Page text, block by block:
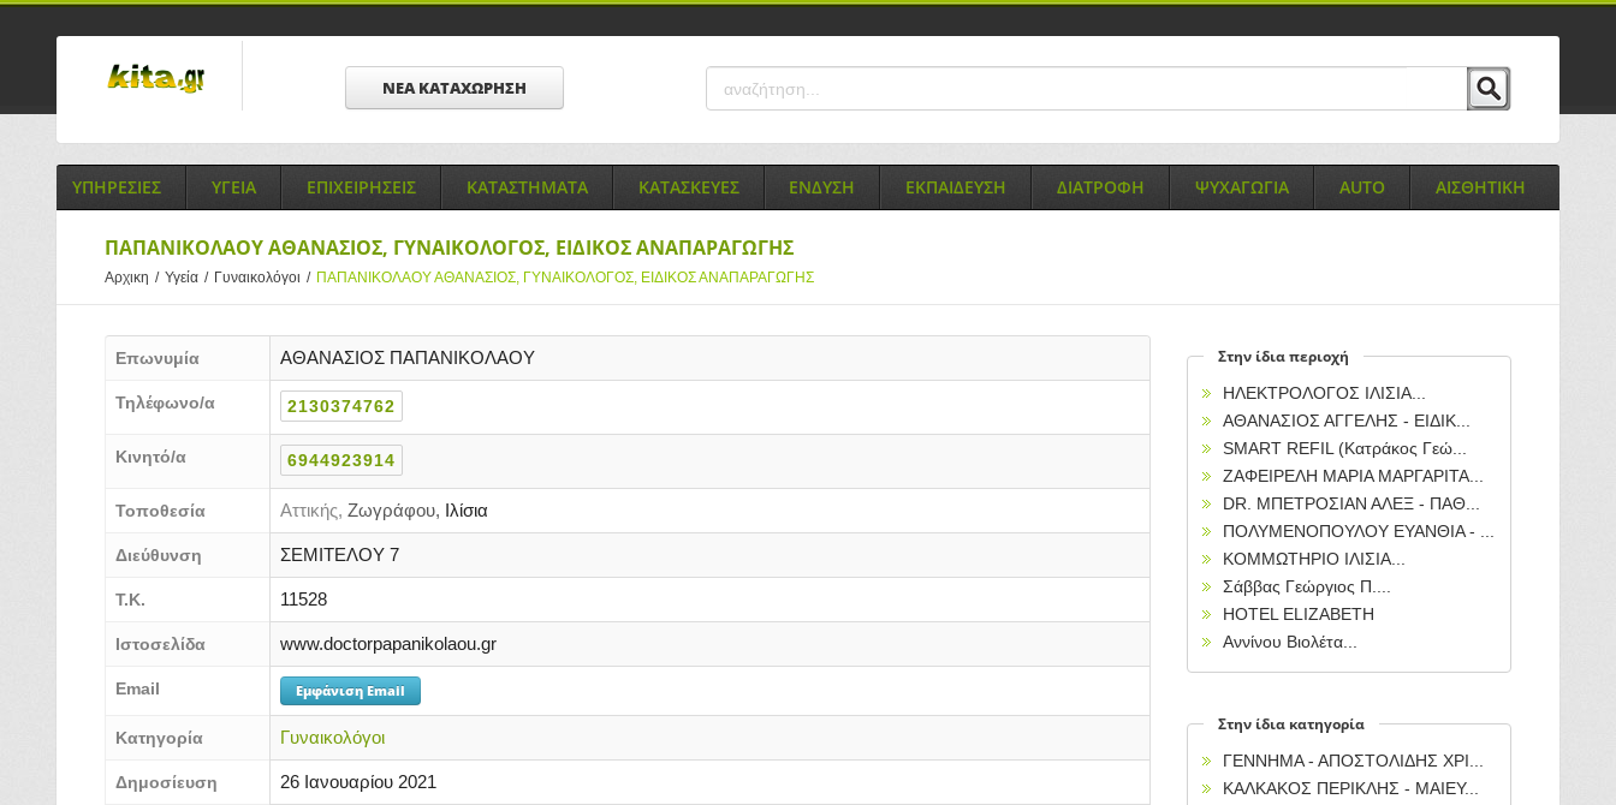
ΝΕΑ ΚΑΤΑΧΩΡΗΣΗ
ΥΠΗΡΕΣΙΕΣ ΥΓΕΙΑ ΕΠΙΧΕΙΡΗΣΕΙΣ ΚΑΤΑΣΤΗΜΑΤΑ ΚΑΤΑΣΚΕΥΕΣ ΕΝΔΥΣΗ ΕΚΠΑΙΔΕΥΣΗ ΔΙΑΤΡΟΦΗ ΨΥΧΑΓΩΓΙΑ AUTO ΑΙΣΘΗΤΙΚΗ
ΠΑΠΑΝΙΚΟΛΑΟΥ ΑΘΑΝΑΣΙΟΣ, ΓΥΝΑΙΚΟΛΟΓΟΣ, ΕΙΔΙΚΟΣ ΑΝΑΠΑΡΑΓΩΓΗΣ
Αρχικη / Υγεία / Γυναικολόγοι / ΠΑΠΑΝΙΚΟΛΑΟΥ ΑΘΑΝΑΣΙΟΣ, ΓΥΝΑΙΚΟΛΟΓΟΣ, ΕΙΔΙΚΟΣ ΑΝΑΠΑΡΑΓΩΓΗΣ
Επωνυμία ΑΘΑΝΑΣΙΟΣ ΠΑΠΑΝΙΚΟΛΑΟΥ
Τηλέφωνο/α 2130374762
Κινητό/α 6944923914
Τοποθεσία Αττικής, Ζωγράφου, Ιλίσια
Διεύθυνση ΣΕΜΙΤΕΛΟΥ 7
Τ.Κ. 11528
Ιστοσελίδα www.doctorpapanikolaou.gr
Email Εμφάνιση Email
Κατηγορία Γυναικολόγοι
Δημοσίευση 26 Ιανουαρίου 2021
Στην ίδια περιοχή
ΗΛΕΚΤΡΟΛΟΓΟΣ ΙΛΙΣΙΑ...
ΑΘΑΝΑΣΙΟΣ ΑΓΓΕΛΗΣ - ΕΙΔΙΚ...
SMART REFIL (Κατράκος Γεώ...
ΖΑΦΕΙΡΕΛΗ ΜΑΡΙΑ ΜΑΡΓΑΡΙΤΑ...
DR. ΜΠΕΤΡΟΣΙΑΝ ΑΛΕΞ - ΠΑΘ...
ΠΟΛΥΜΕΝΟΠΟΥΛΟΥ ΕΥΑΝΘΙΑ - ...
ΚΟΜΜΩΤΗΡΙΟ ΙΛΙΣΙΑ...
Σάββας Γεώργιος Π....
HOTEL ELIZABETH
Αννίνου Βιολέτα...
Στην ίδια κατηγορία
ΓΕΝΝΗΜΑ - ΑΠΟΣΤΟΛΙΔΗΣ ΧΡΙ...
ΚΑΛΚΑΚΟΣ ΠΕΡΙΚΛΗΣ - ΜΑΙΕΥ...